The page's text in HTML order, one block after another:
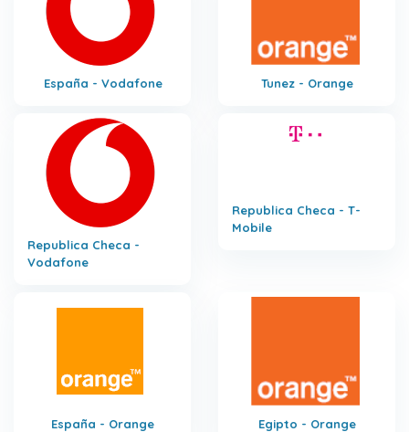
España - Vodafone Tunez - Orange
Republica Checa -
Vodafone
Republica Checa - T-
Mobile
España - Orange Egipto - Orange